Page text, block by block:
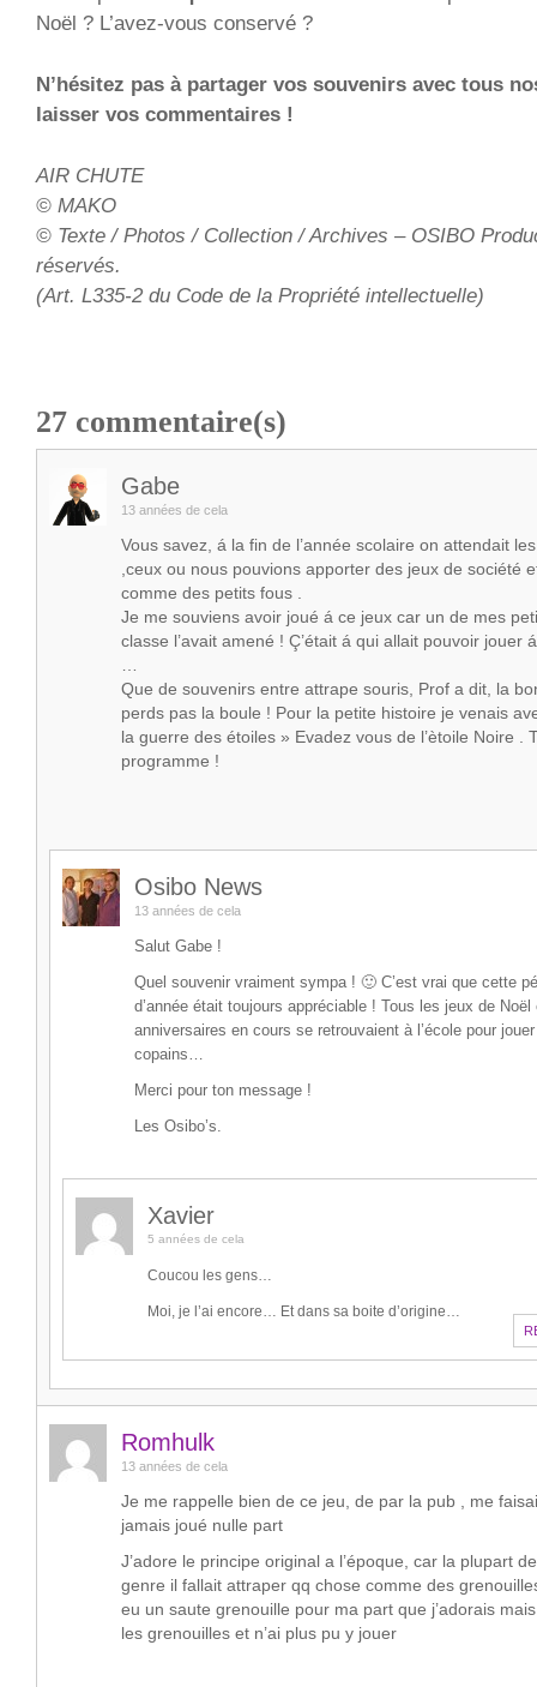
Noël ? L’avez-vous conservé ?
N’hésitez pas à partager vos souvenirs avec tous
laisser vos commentaires !
AIR CHUTE
© MAKO
© Texte / Photos / Collection / Archives – OSIBO
réservés.
(Art. L335-2 du Code de la Propriété intellectuelle)
27 commentaire(s)
Gabe
13 années de cela
Vous savez, á la fin de l’année scolaire on attendait
,ceux ou nous pouvions apporter des jeux de société
comme des petits fous .
Je me souviens avoir joué á ce jeux car un de mes
classe l’avait amené ! Ç’était á qui allait pouvoir jouer
…
Que de souvenirs entre attrape souris, Prof a dit, la
perds pas la boule ! Pour la petite histoire je venais
la guerre des étoiles » Evadez vous de l’ètoile Noire .
programme !
Osibo News
13 années de cela
Salut Gabe !
Quel souvenir vraiment sympa ! 🙂 C’est vrai que cette
d’année était toujours appréciable ! Tous les jeux de
anniversaires en cours se retrouvaient à l’école pour
copains…
Merci pour ton message !
Les Osibo’s.
Xavier
5 années de cela
Coucou les gens…
Moi, je l’ai encore… Et dans sa boite d’origine…
Romhulk
13 années de cela
Je me rappelle bien de ce jeu, de par la pub , me
jamais joué nulle part
J’adore le principe original a l’époque, car la plupart
genre il fallait attraper qq chose comme des
eu un saute grenouille pour ma part que j’adorais
les grenouilles et n’ai plus pu y jouer